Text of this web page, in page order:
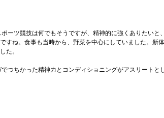
ーツ競技は何でもそうですが、精神的に強くありたい
ね。食事も当時から、野菜を中心にしていました。
た。
つちかった精神力とコンディショニングがアスリート